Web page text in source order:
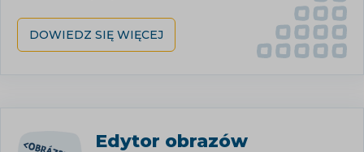
DOWIEDZ SIĘ WIĘCEJ
Edytor obrazów